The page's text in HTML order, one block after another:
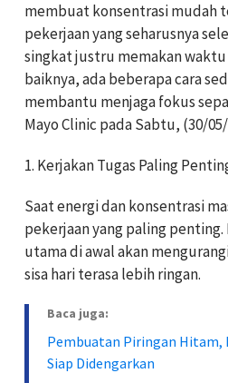
membuat konsentrasi mudah
pekerjaan yang seharusnya
singkat justru memakan waktu
baiknya, ada beberapa cara
membantu menjaga fokus
Mayo Clinic pada Sabtu, (30/
1. Kerjakan Tugas Paling
Saat energi dan konsentrasi
pekerjaan yang paling
utama di awal akan
sisa hari terasa lebih ringan.
Baca juga:
Pembuatan Piringan Hitam,
Siap Didengarkan